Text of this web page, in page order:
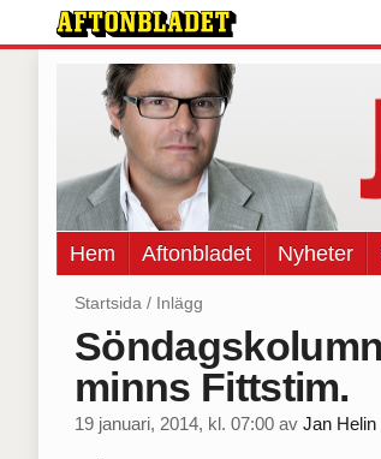
Hem Aftonbladet Nyheter
Startsida / Inlägg
minns Fittstim.
19 januari, 2014, kl. 07:00 av Jan Helin